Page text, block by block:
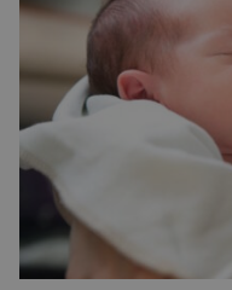
mononutrienty, jsou
potravinou,“ říká
Robertson a